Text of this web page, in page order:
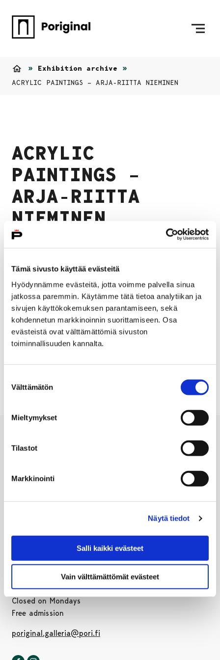
Tämä sivusto käyttää evästeitä
Hyödynnämme evästeitä, jotta voimme palvella sinua
jatkossa paremmin. Käytämme tätä tietoa analytiikan ja
sivujen käyttökokemuksen parantamiseen, sekä
kohdennetun markkinoinnin suorittamiseen. Osa
evästeistä ovat välttämättömiä sivuston
toiminnallisuuden kannalta.
valinta
Välttämätön
Mieltymykset
Tilastot
Markkinointi
Näytä tiedot
Salli kaikki evästeet
Vain välttämättömät evästeet
Exhibition archive
ACRYLIC PAINTINGS – ARJA-RIITTA NIEMINEN
ACRYLIC
PAINTINGS –
ARJA-RIITTA
NIEMINEN
Information
Artist: Arja-Riitta Nieminen
07.11.1998 – 24.11.1998
Tel. +358 44 701 4737
Porin taidemuseo / Poriginal
Eteläranta, FI-28100, PORI, FINLAND
Closed on Mondays
Free admission
poriginal.galleria@pori.fi